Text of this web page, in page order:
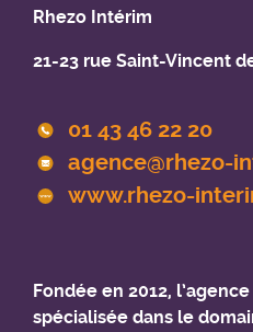
Rhezo Intérim
21-23 rue Saint-Vincent
01 43 46 22 20
agence@rhezo-
www.rhezo-
Fondée en 2012,
spécialisée dans le